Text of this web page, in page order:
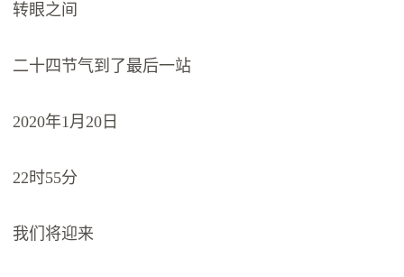
转眼之间
二十四节气到了最后一站
2020年1月20日
22时55分
我们将迎来